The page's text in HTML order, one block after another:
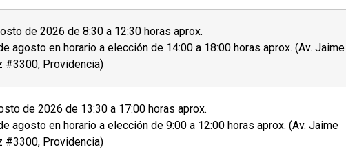
sobre el proceso de admisión y matrícula.
de 2026 de 8:30 a 12:30 horas aprox.
agosto en horario a elección de 14:00 a 18:00 horas aprox. (Av. Jaime
#3300, Providencia)
de 2026 de 13:30 a 17:00 horas aprox.
agosto en horario a elección de 9:00 a 12:00 horas aprox. (Av. Jaime
#3300, Providencia)